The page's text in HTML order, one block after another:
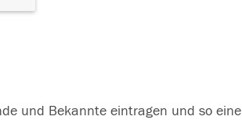
und Bekannte eintragen und so eine